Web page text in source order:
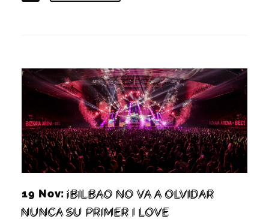
19 Nov:¡BILBAO NO VA A OLVIDAR
NUNCA SU PRIMER I LOVE